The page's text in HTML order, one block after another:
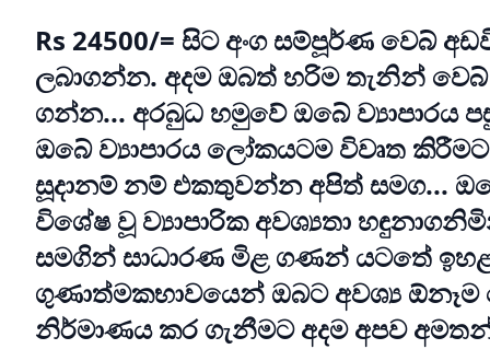
Rs 24500/= සිට අංග සම්පූර්ණ වෙබ්
ලබාගන්න. අදම ඔබත් හරිම තැනින් වෙබ්
ගන්න... අරබුධ හමුවේ ඔබේ ව්‍යාපාරය
ඔබේ ව්‍යාපාරය ලෝකයටම විවෘත
සූදානම් නම් එකතුවන්න අපිත් සමග...
විශේෂ වූ ව්‍යාපාරික අවශ්‍යතා
සමගින් සාධාරණ මිළ ගණන් යටතේ
ගුණාත්මකභාවයෙන් ඔබට අවශ්‍ය
නිර්මාණය කර ගැනීමට අදම අපව